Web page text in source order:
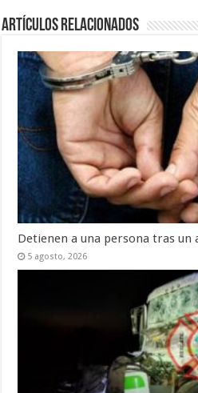
Artículos Relacionados
Detienen a una persona tras un
5 agosto, 2026